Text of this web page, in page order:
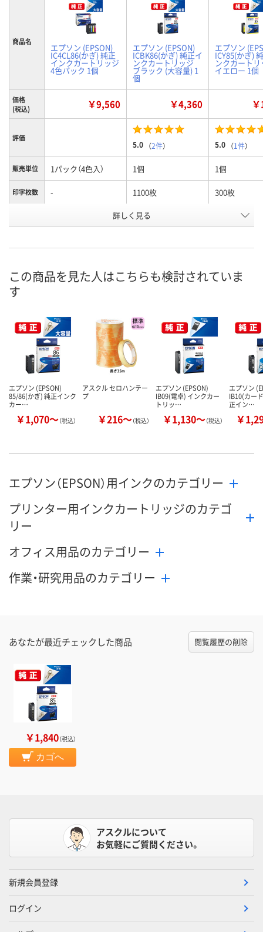
商品名
エプソン (EPSON)
IC4CL86(かぎ) 純正
インクカートリッジ
4色パック 1個
エプソン (EPSON)
ICBK86(かぎ) 純正イ
ンクカートリッジ
ブラック (大容量) 1
個
エプソン
ICY85(かぎ)
ンクカートリ
イエロー 1個
価格
(税込)
￥9,560 ￥4,360
評価
5.0 （2件） 5.0 （1件）
販売単位 1パック（4色入） 1個 1個
印字枚数 - 1100枚 300枚
ブラック イエロー
号
数量
カゴへ
数量
カゴへ カ
詳しく見る
この商品を見た人はこちらも検討されていま
す
エプソン (EPSON)
85/86(かぎ) 純正インク
カー…
￥1,070～（税込）
アスクル セロハンテー
プ
￥216～（税込）
エプソン (EPSON)
IB09(電卓) インクカー
トリッ…
￥1,130～（税込）
エプソン
IB10(カー
正イン…
￥
エプソン（EPSON）用インクのカテゴリー
プリンター用インクカートリッジのカテゴ
リー
オフィス用品のカテゴリー
作業・研究用品のカテゴリー
あなたが最近チェックした商品 閲覧履歴の削除
￥1,840（税込）
カゴへ
アスクルについて
お気軽にご質問ください。
新規会員登録
ログイン